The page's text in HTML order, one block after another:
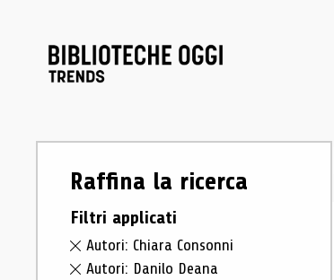
Raffina la ricerca
Filtri applicati
Autori: Chiara Consonni
Autori: Danilo Deana